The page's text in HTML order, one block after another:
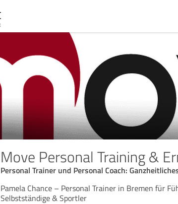
Move Personal Training &
Personal Trainer und Personal Coach:
Pamela Chance – Personal Trainer in Bremen für
Selbstständige & Sportler